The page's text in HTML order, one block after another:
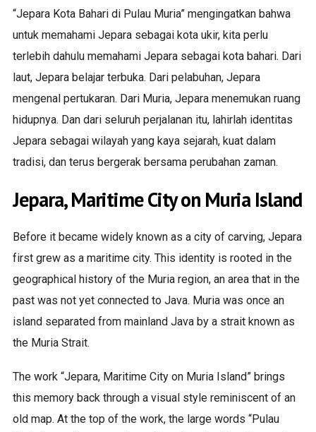
“Jepara Kota Bahari di Pulau Muria” mengingatkan bahwa
untuk memahami Jepara sebagai kota ukir, kita perlu
terlebih dahulu memahami Jepara sebagai kota bahari. Dari
laut, Jepara belajar terbuka. Dari pelabuhan, Jepara
mengenal pertukaran. Dari Muria, Jepara menemukan ruang
hidupnya. Dan dari seluruh perjalanan itu, lahirlah identitas
Jepara sebagai wilayah yang kaya sejarah, kuat dalam
tradisi, dan terus bergerak bersama perubahan zaman.
Jepara, Maritime City on Muria Island
Before it became widely known as a city of carving, Jepara
first grew as a maritime city. This identity is rooted in the
geographical history of the Muria region, an area that in the
past was not yet connected to Java. Muria was once an
island separated from mainland Java by a strait known as
the Muria Strait.
The work “Jepara, Maritime City on Muria Island” brings
this memory back through a visual style reminiscent of an
old map. At the top of the work, the large words “Pulau